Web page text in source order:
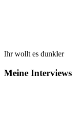
Ihr wollt es dunkler
Meine Interviews